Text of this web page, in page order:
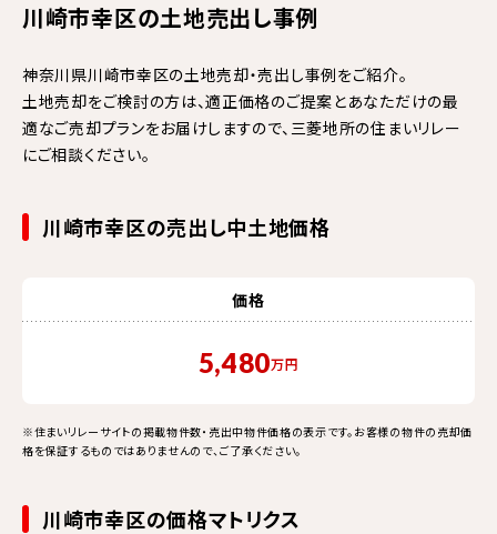
川崎市幸区の土地売出し事例
神奈川県川崎市幸区の土地売却・売出し事例をご紹介。
土地売却をご検討の方は、適正価格のご提案とあなただけの最
適なご売却プランをお届けしますので、三菱地所の住まいリレー
にご相談ください。
川崎市幸区の売出し中土地価格
価格
5,480万円
※住まいリレーサイトの掲載物件数・売出中物件価格の表示です。お客様の物件の売却価
格を保証するものではありませんので、ご了承ください。
川崎市幸区の価格マトリクス